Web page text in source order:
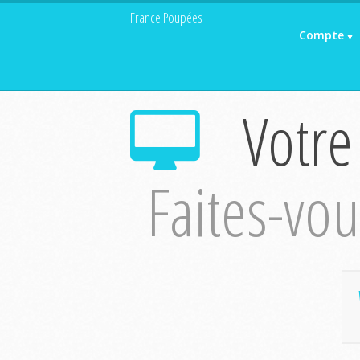
France Poupées
Compte
Faites-